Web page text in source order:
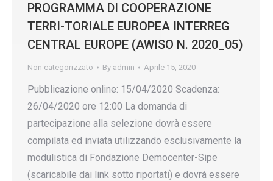
PROGRAMMA DI COOPERAZIONE
TERRI-TORIALE EUROPEA INTERREG
CENTRAL EUROPE (AWISO N. 2020_05)
Non categorizzato By admin Aprile 15, 2020
Pubblicazione online: 15/04/2020 Scadenza:
26/04/2020 ore 12:00 La domanda di
partecipazione alla selezione dovrà essere
compilata ed inviata utilizzando esclusivamente la
modulistica di Fondazione Democenter-Sipe
(scaricabile dai link sotto riportati) e dovrà essere